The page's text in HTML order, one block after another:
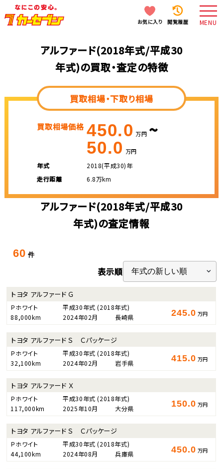
お気に入り 閲覧履歴 MENU
アルファード(2018年式/平成30
年式)の買取・査定の特徴
買取相場・下取り相場
買取相場価格 450.0 万円 ~
50.0 万円
年式
2018(平成30)年
走行距離
6.8万km
アルファード(2018年式/平成30
年式)の査定情報
60 件
表示順
トヨタ アルファード Ｇ
Ｐホワイト 平成30年式(2018年式)
88,000km
2024年02月 長崎県 245.0 万円
トヨタ アルファード Ｓ Ｃパッケージ
Ｐホワイト 平成30年式(2018年式)
32,100km
2024年02月 岩手県 415.0 万円
トヨタ アルファード Ｘ
Ｐホワイト 平成30年式(2018年式)
117,000km
2025年10月 大分県 150.0 万円
トヨタ アルファード Ｓ Ｃパッケージ
Ｐホワイト 平成30年式(2018年式)
44,100km
2024年08月 兵庫県 450.0 万円